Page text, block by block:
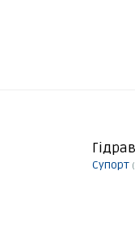
Супорт